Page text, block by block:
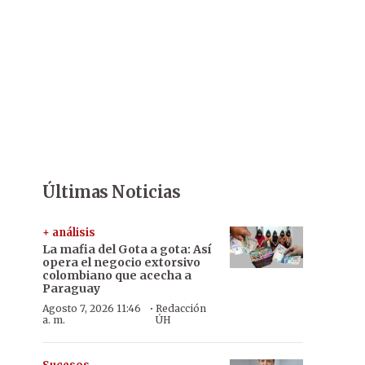
Últimas Noticias
+ análisis
La mafia del Gota a gota: Así
opera el negocio extorsivo
colombiano que acecha a
Paraguay
Agosto 7, 2026 11:46
a. m.
· Redacción
ÚH